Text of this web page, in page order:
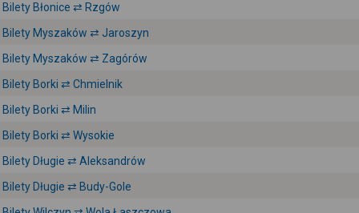
Bilety Błonice ⇄ Rzgów
Bilety Myszaków ⇄ Jaroszyn
Bilety Myszaków ⇄ Zagórów
Bilety Borki ⇄ Chmielnik
Bilety Borki ⇄ Milin
Bilety Borki ⇄ Wysokie
Bilety Długie ⇄ Aleksandrów
Bilety Długie ⇄ Budy-Gole